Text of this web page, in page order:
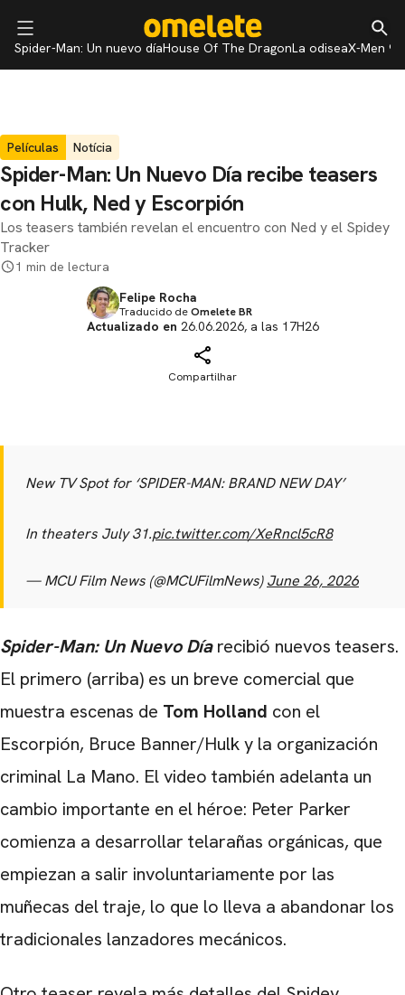
Spider-Man: Un nuevo díaHouse Of The DragonLa odiseaX-Men 97
Películas Notícia
Spider-Man: Un Nuevo Día recibe teasers
con Hulk, Ned y Escorpión
Los teasers también revelan el encuentro con Ned y el Spidey
Tracker
1 min de lectura
Felipe Rocha
Traducido deOmelete BR
Actualizado en 26.06.2026, a las 17H26
Compartilhar
New TV Spot for ‘SPIDER-MAN: BRAND NEW DAY’
In theaters July 31.pic.twitter.com/XeRncl5cR8
— MCU Film News (@MCUFilmNews)June 26, 2026
Spider-Man: Un Nuevo Díarecibió nuevos teasers.
El primero (arriba) es un breve comercial que
muestra escenas de Tom Holland con el
Escorpión, Bruce Banner/Hulk y la organización
criminal La Mano. El video también adelanta un
cambio importante en el héroe: Peter Parker
comienza a desarrollar telarañas orgánicas, que
empiezan a salir involuntariamente por las
muñecas del traje, lo que lo lleva a abandonar los
tradicionales lanzadores mecánicos.